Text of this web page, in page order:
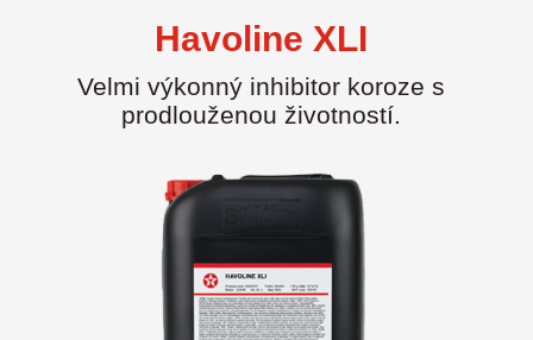
Havoline XLI
Velmi výkonný inhibitor koroze s
prodlouženou životností.